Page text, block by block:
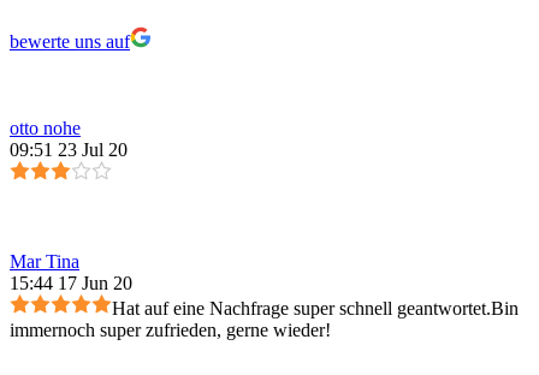
bewerte uns auf
otto nohe
09:51 23 Jul 20
Mar Tina
15:44 17 Jun 20
Hat auf eine Nachfrage super schnell geantwortet.Bin
immernoch super zufrieden, gerne wieder!